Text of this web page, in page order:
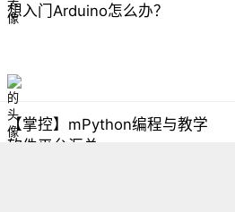
想入门Arduino怎么办？
【掌控】mPython编程与教学
软件平台汇总